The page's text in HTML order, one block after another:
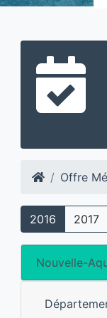
Offre
2016 2017
Nouvelle-